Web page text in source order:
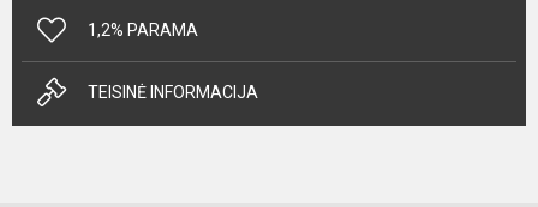
1,2% PARAMA
TEISINĖ INFORMACIJA